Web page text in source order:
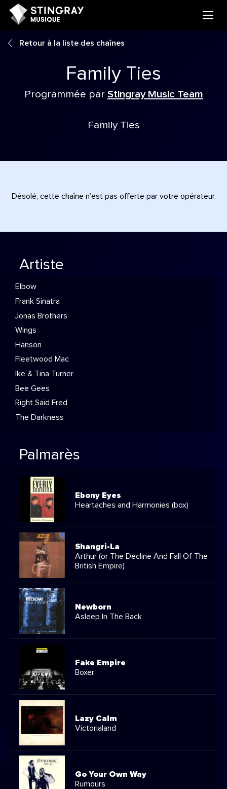
Retour à la liste des chaînes
Family Ties
Programmée par Stingray Music Team
Family Ties
Désolé, cette chaîne n’est pas offerte par votre opérateur.
Artiste
Elbow
Frank Sinatra
Jonas Brothers
Wings
Hanson
Fleetwood Mac
Ike & Tina Turner
Bee Gees
Right Said Fred
The Darkness
Palmarès
Ebony Eyes
Heartaches and Harmonies (box)
Shangri-La
Arthur (or The Decline And Fall Of The
British Empire)
Newborn
Asleep In The Back
Fake Empire
Boxer
Lazy Calm
Victorialand
Go Your Own Way
Rumours